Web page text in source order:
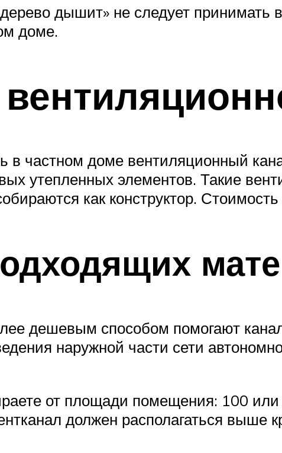
дышит» не следует
доме.
в частном доме вентиляционный
утепленных элементов. Такие
как конструктор.
дешевым способом помогают
наружной части сети
от площади помещения: 100
должен располагаться